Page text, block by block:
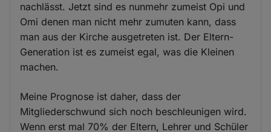
nachlässt. Jetzt sind es nunmehr zumeist Opi und
Omi denen man nicht mehr zumuten kann, dass
man aus der Kirche ausgetreten ist. Der Eltern-
Generation ist es zumeist egal, was die Kleinen
machen.
Meine Prognose ist daher, dass der
Mitgliederschwund sich noch beschleunigen wird.
Wenn erst mal 70% der Eltern, Lehrer und Schüler